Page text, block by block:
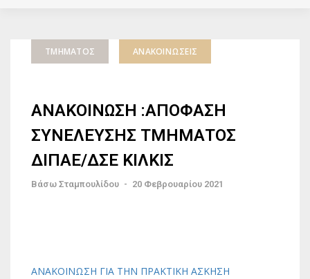
ΤΜΉΜΑΤΟΣ ΑΝΑΚΟΙΝΏΣΕΙΣ
ΑΝΑΚΟΙΝΩΣΗ :ΑΠΟΦΑΣΗ
ΣΥΝΕΛΕΥΣΗΣ ΤΜΗΜΑΤΟΣ
ΔΙΠΑΕ/ΔΣΕ ΚΙΛΚΙΣ
Βάσω Σταμπουλίδου - 20 Φεβρουαρίου 2021
ΑΝΑΚΟΙΝΩΣΗ ΓΙΑ ΤΗΝ ΠΡΑΚΤΙΚΗ ΑΣΚΗΣΗ